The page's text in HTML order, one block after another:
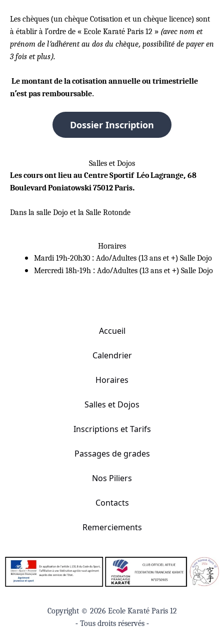
Les chèques (un chèque Cotisation et un chèque licence) sont
à établir à l’ordre de « Ecole Karaté Paris 12 » (avec nom et
prénom de l’adhérent au dos du chèque, possibilité de payer en
3 fois et plus).
Le montant de la cotisation annuelle ou trimestrielle
n’est pas remboursable.
Dossier Inscription
Salles et Dojos
Les cours ont lieu au Centre Sportif Léo Lagrange, 68
Boulevard Poniatowski 75012 Paris.
Dans la salle Dojo et la Salle Rotonde
Horaires
Mardi 19h-20h30 : Ado/Adultes (13 ans et +) Salle Dojo
Mercredi 18h-19h : Ado/Adultes (13 ans et +) Salle Dojo
Accueil
Calendrier
Horaires
Salles et Dojos
Inscriptions et Tarifs
Passages de grades
Nos Piliers
Contacts
Remerciements
Copyright © 2026 Ecole Karaté Paris 12
- Tous droits réservés -